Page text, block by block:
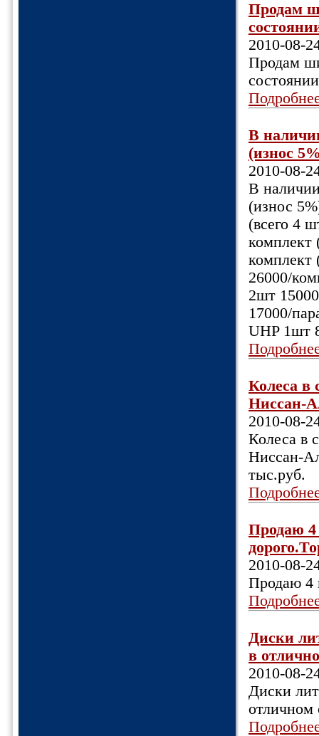
Продам
2010-08-
Продам
В
(износ
2010-08-
В
(износ
(всего 4
комплект
комплект
26000/
2шт
17000/
UHP 1шт
Колеса в
Ниссан-
2010-08-
Колеса в
Ниссан-
тыс.руб.
Продаю 4
2010-08-
Продаю 4
Диски
в
2010-08-
Диски
отличном